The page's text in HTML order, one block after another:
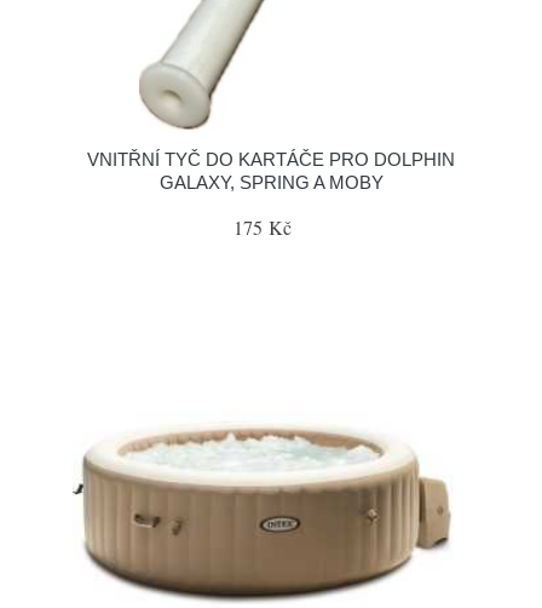
VNITŘNÍ TYČ DO KARTÁČE PRO DOLPHIN
GALAXY, SPRING A MOBY
175 Kč